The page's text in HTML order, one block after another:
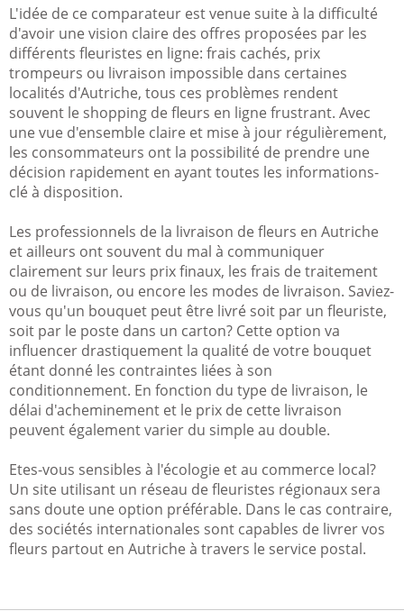
L'idée de ce comparateur est venue suite à la difficulté
d'avoir une vision claire des offres proposées par les
différents fleuristes en ligne: frais cachés, prix
trompeurs ou livraison impossible dans certaines
localités d'Autriche, tous ces problèmes rendent
souvent le shopping de fleurs en ligne frustrant. Avec
une vue d'ensemble claire et mise à jour régulièrement,
les consommateurs ont la possibilité de prendre une
décision rapidement en ayant toutes les informations-
clé à disposition.
Les professionnels de la livraison de fleurs en Autriche
et ailleurs ont souvent du mal à communiquer
clairement sur leurs prix finaux, les frais de traitement
ou de livraison, ou encore les modes de livraison. Saviez-
vous qu'un bouquet peut être livré soit par un fleuriste,
soit par le poste dans un carton? Cette option va
influencer drastiquement la qualité de votre bouquet
étant donné les contraintes liées à son
conditionnement. En fonction du type de livraison, le
délai d'acheminement et le prix de cette livraison
peuvent également varier du simple au double.
Etes-vous sensibles à l'écologie et au commerce local?
Un site utilisant un réseau de fleuristes régionaux sera
sans doute une option préférable. Dans le cas contraire,
des sociétés internationales sont capables de livrer vos
fleurs partout en Autriche à travers le service postal.